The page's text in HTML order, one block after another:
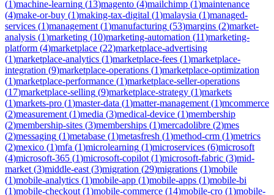
(1)machine-learning (13)magento (4)mailchimp (1)maintenance
(4)make-or-buy (1)making-tax-digital (1)malaysia (1)managed-
services (1)management (1)manufacturing (53)margins (2)market-
analysis (1)marketing (10)marketing-automation (11)marketing-
platform (4)marketplace (22)marketplace-advertising
(1)marketplace-analytics (1)marketplace-fees (1)marketplace-
integration (9)marketplace-operations (1)marketplace-optimization
(1)marketplace-performance (1)marketplace-seller-operations
(17)marketplace-selling (9)marketplace-strategy (1)markets
(1)markets-pro (1)master-data (1)matter-management (1)mcommerce
(2)measurement (1)media (3)medical-device (1)membership
(2)membership-sites (3)memberships (1)mercadolibre (2)mes
(2)messaging (1)metabase (1)metasfresh (1)method-crm (1)metrics
(2)mexico (1)mfa (1)microlearning (1)microservices (6)microsoft
(4)microsoft-365 (1)microsoft-copilot (1)microsoft-fabric (3)mid-
market (3)middle-east (3)migration (29)migrations (1)mobile
(1)mobile-analytics (1)mobile-app (1)mobile-apps (1)mobile-bi
(1)mobile-checkout (1)mobile-commerce (14)mobile-cro (1)mobile-